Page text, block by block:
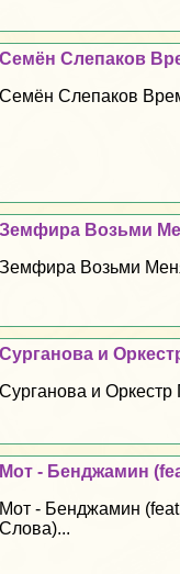
Семён Слепаков
Семён Слепаков
Земфира Возьми
Земфира Возьми
Сурганова и
Сурганова и Оркестр
Мот - Бенджамин
Мот - Бенджамин
Слова)...